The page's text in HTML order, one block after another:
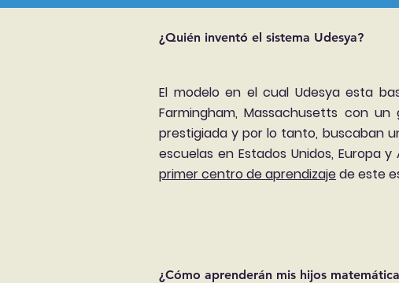
El modelo en el cual Udesya esta
Farmingham, Massachusetts con
prestigiada y por lo tanto, buscaban
escuelas en Estados Unidos, Europa
primer centro de aprendizajede este
¿Quién inventó el sistema Udesya?
¿Cómo aprenderán mis hijos